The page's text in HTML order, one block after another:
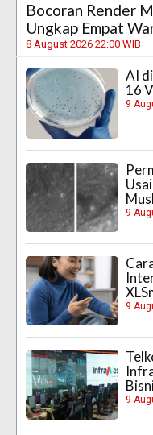
Bocoran Render
Ungkap Empat
8 August 2026 22:00 WIB
AI
16
9
9
9
9